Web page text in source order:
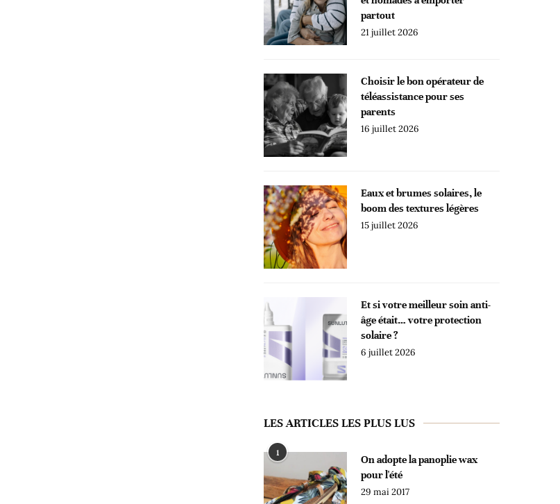
partout
21 juillet 2026
Choisir le bon opérateur de
téléassistance pour ses
parents
16 juillet 2026
Eaux et brumes solaires, le
boom des textures légères
15 juillet 2026
Et si votre meilleur soin anti-
âge était… votre protection
solaire ?
6 juillet 2026
LES ARTICLES LES PLUS LUS
1
On adopte la panoplie wax
pour l'été
29 mai 2017